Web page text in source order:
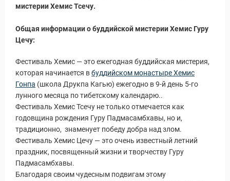
мистерии Хемис Тсечу.
Общая информации о буддийской мистерии Хемис Гуру
Цечу:
Фестиваль Хемис — это ежегодная буддийская мистерия,
которая начинается вбуддийском монастыре Хемис
Гонпа (школа Друкпа Кагью) ежегодно в 9-й день 5-го
лунного месяца по тибетскому календарю..
Фестиваль Хемис Тсечу не только отмечается как
годовщина рождения Гуру Падмасамбхавы, но и,
традиционно, знаменует победу добра над злом.
Фестиваль Хемис Цечу — это очень известный летний
праздник, посвященный жизни и творчеству Гуру
Падмасамбхавы.
Благодаря своим чудесным подвигам этому